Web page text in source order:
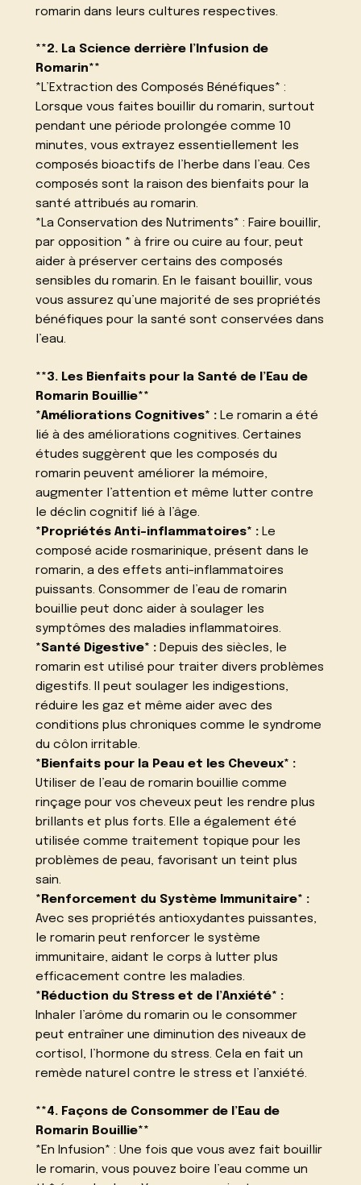
romarin dans leurs cultures respectives.
**2. La Science derrière l’Infusion de
Romarin**
*L’Extraction des Composés Bénéfiques* :
Lorsque vous faites bouillir du romarin, surtout
pendant une période prolongée comme 10
minutes, vous extrayez essentiellement les
composés bioactifs de l’herbe dans l’eau. Ces
composés sont la raison des bienfaits pour la
santé attribués au romarin.
*La Conservation des Nutriments* : Faire bouillir,
par opposition * à frire ou cuire au four, peut
aider à préserver certains des composés
sensibles du romarin. En le faisant bouillir, vous
vous assurez qu’une majorité de ses propriétés
bénéfiques pour la santé sont conservées dans
l’eau.
**3. Les Bienfaits pour la Santé de l’Eau de
Romarin Bouillie**
*Améliorations Cognitives* : Le romarin a été
lié à des améliorations cognitives. Certaines
études suggèrent que les composés du
romarin peuvent améliorer la mémoire,
augmenter l’attention et même lutter contre
le déclin cognitif lié à l’âge.
*Propriétés Anti-inflammatoires* : Le
composé acide rosmarinique, présent dans le
romarin, a des effets anti-inflammatoires
puissants. Consommer de l’eau de romarin
bouillie peut donc aider à soulager les
symptômes des maladies inflammatoires.
*Santé Digestive* : Depuis des siècles, le
romarin est utilisé pour traiter divers problèmes
digestifs. Il peut soulager les indigestions,
réduire les gaz et même aider avec des
conditions plus chroniques comme le syndrome
du côlon irritable.
*Bienfaits pour la Peau et les Cheveux* :
Utiliser de l’eau de romarin bouillie comme
rinçage pour vos cheveux peut les rendre plus
brillants et plus forts. Elle a également été
utilisée comme traitement topique pour les
problèmes de peau, favorisant un teint plus
sain.
*Renforcement du Système Immunitaire* :
Avec ses propriétés antioxydantes puissantes,
le romarin peut renforcer le système
immunitaire, aidant le corps à lutter plus
efficacement contre les maladies.
*Réduction du Stress et de l’Anxiété* :
Inhaler l’arôme du romarin ou le consommer
peut entraîner une diminution des niveaux de
cortisol, l’hormone du stress. Cela en fait un
remède naturel contre le stress et l’anxiété.
**4. Façons de Consommer de l’Eau de
Romarin Bouillie**
*En Infusion* : Une fois que vous avez fait bouillir
le romarin, vous pouvez boire l’eau comme un